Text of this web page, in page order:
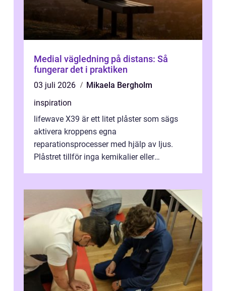
Medial vägledning på distans: Så
fungerar det i praktiken
03 juli 2026
Mikaela Bergholm
inspiration
lifewave X39 är ett litet plåster som sägs
aktivera kroppens egna
reparationsprocesser med hjälp av ljus.
Plåstret tillför inga kemikalier eller